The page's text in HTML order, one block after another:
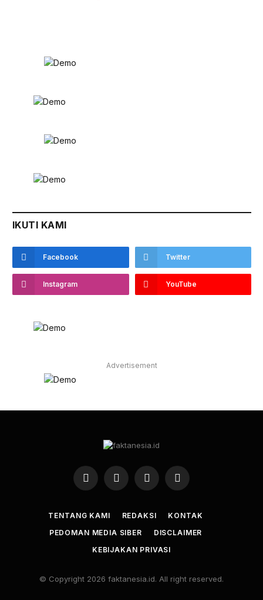
IKUTI KAMI
Facebook Twitter
Instagram YouTube
Advertisement
Facebook
X
(Twitter)
InstagramYouTube
TENTANG KAMI REDAKSI
KONTAK
PEDOMAN MEDIA SIBER
DISCLAIMER
KEBIJAKAN PRIVASI
© Copyright 2026 faktanesia.id. All right reserved.